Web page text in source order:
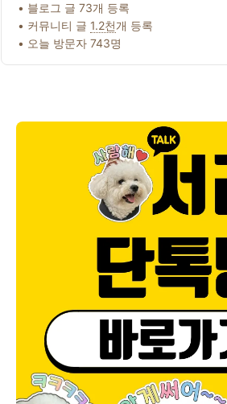
• 블로그 글 73개 등록
• 커뮤니티 글 1.2천개 등록
• 오늘 방문자 743명